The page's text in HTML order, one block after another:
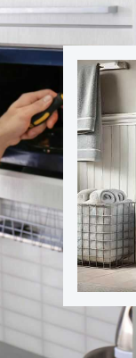
serwis pralek
serwis